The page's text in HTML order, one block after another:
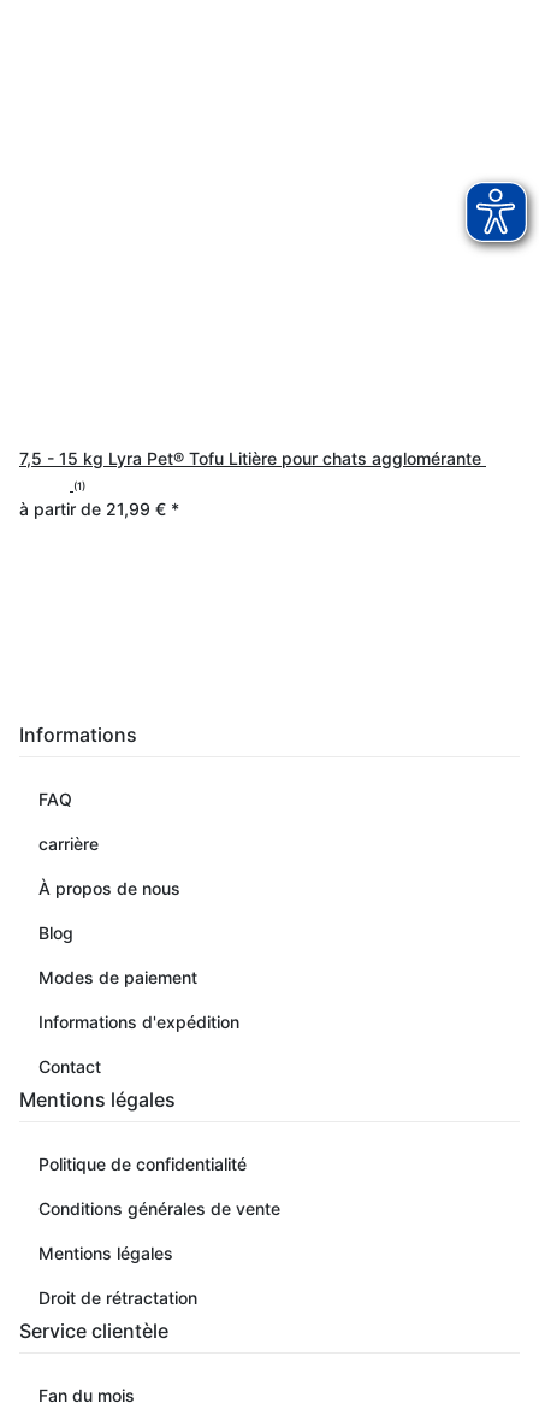
7,5 - 15 kg Lyra Pet® Tofu Litière pour chats agglomérante
(1)
à partir de 21,99 € *
Informations
FAQ
carrière
À propos de nous
Blog
Modes de paiement
Informations d'expédition
Contact
Mentions légales
Politique de confidentialité
Conditions générales de vente
Mentions légales
Droit de rétractation
Service clientèle
Fan du mois